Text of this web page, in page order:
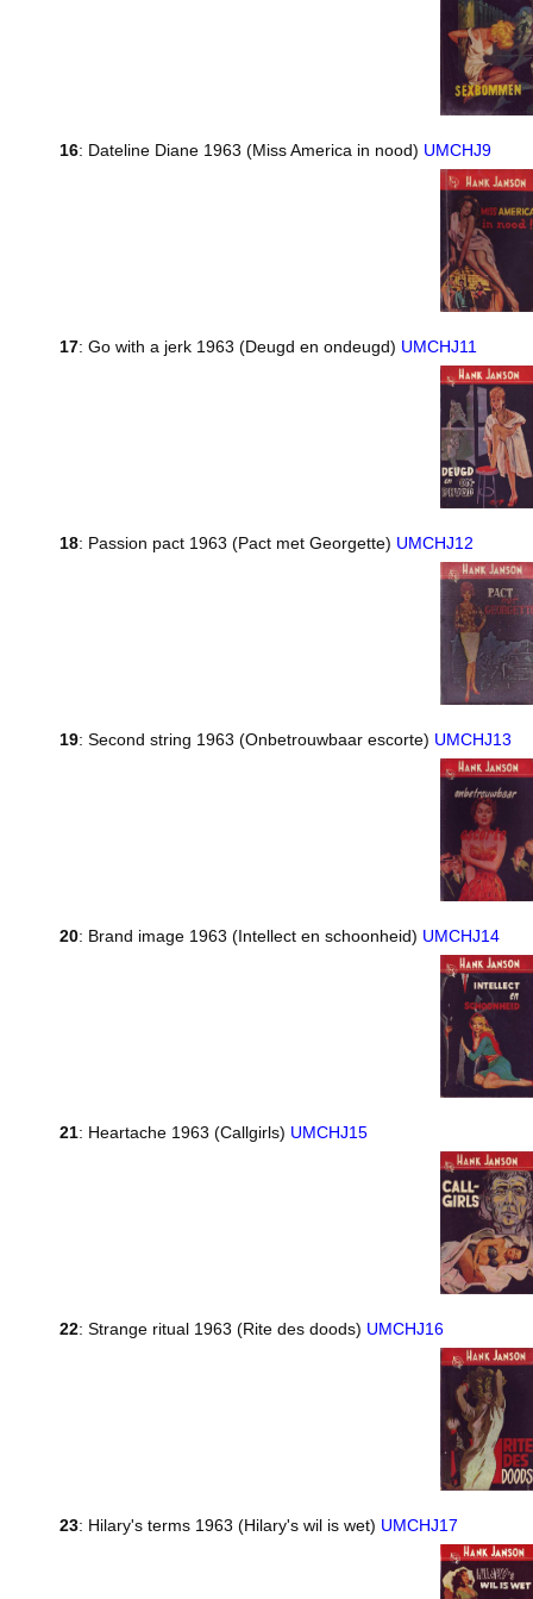
16: Dateline Diane 1963 (Miss America in nood) UMCHJ9
17: Go with a jerk 1963 (Deugd en ondeugd) UMCHJ11
18: Passion pact 1963 (Pact met Georgette) UMCHJ12
19: Second string 1963 (Onbetrouwbaar escorte) UMCHJ13
20: Brand image 1963 (Intellect en schoonheid) UMCHJ14
21: Heartache 1963 (Callgirls) UMCHJ15
22: Strange ritual 1963 (Rite des doods) UMCHJ16
23: Hilary's terms 1963 (Hilary's wil is wet) UMCHJ17